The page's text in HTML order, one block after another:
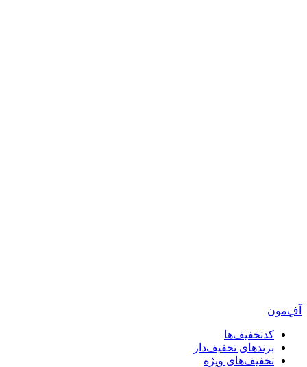
آفِ‌مون
کدتخفیف‌ها
برندهای تخفیف‌دار
تخفیف‌های ویژه